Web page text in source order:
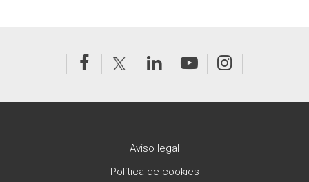
Aviso legal
Política de cookies